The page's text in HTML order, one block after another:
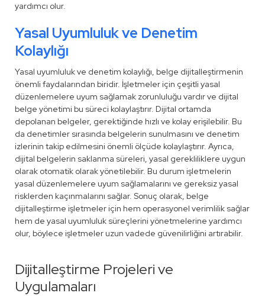
yardımcı olur.
Yasal Uyumluluk ve Denetim
Kolaylığı
Yasal uyumluluk ve denetim kolaylığı, belge dijitalleştirmenin
önemli faydalarından biridir. İşletmeler için çeşitli yasal
düzenlemelere uyum sağlamak zorunluluğu vardır ve dijital
belge yönetimi bu süreci kolaylaştırır. Dijital ortamda
depolanan belgeler, gerektiğinde hızlı ve kolay erişilebilir. Bu
da denetimler sırasında belgelerin sunulmasını ve denetim
izlerinin takip edilmesini önemli ölçüde kolaylaştırır. Ayrıca,
dijital belgelerin saklanma süreleri, yasal gerekliliklere uygun
olarak otomatik olarak yönetilebilir. Bu durum işletmelerin
yasal düzenlemelere uyum sağlamalarını ve gereksiz yasal
risklerden kaçınmalarını sağlar. Sonuç olarak, belge
dijitalleştirme işletmeler için hem operasyonel verimlilik sağlar
hem de yasal uyumluluk süreçlerini yönetmelerine yardımcı
olur, böylece işletmeler uzun vadede güvenilirliğini artırabilir.
Dijitalleştirme Projeleri ve
Uygulamaları